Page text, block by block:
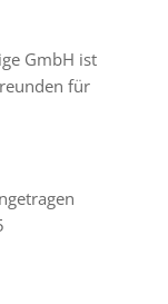
GmbH ist
für